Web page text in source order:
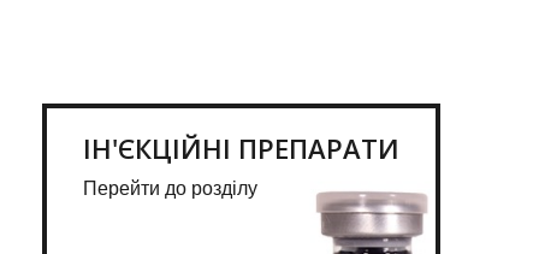
ІН'ЄКЦІЙНІ ПРЕПАРАТИ
Перейти до розділу